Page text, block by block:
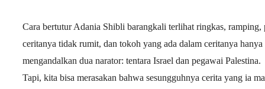
Cara bertutur Adania Shibli barangkali terlihat ringkas, ramping,
ceritanya tidak rumit, dan tokoh yang ada dalam ceritanya hanya
mengandalkan dua narator: tentara Israel dan pegawai Palestina.
Tapi, kita bisa merasakan bahwa sesungguhnya cerita yang ia